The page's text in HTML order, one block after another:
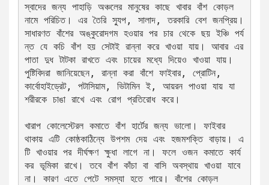
স্বাদের জন্য পাহাড়ি অঞ্চলের মানুষের কাছে খাবার বাঁশ কোড়ল
নামে পরিচিত। এর তৈরি স্যুপ, সালাদ, তরকারি বেশ জনপ্রিয়।
সাধারণত বাঁশের অঙ্কুরোদগম হওয়ার পর চার থেকে ছয় ইঞ্চি পর্য
ন্ত যে কচি বাঁশ হয় সেটাই রান্না করে খাওয়া যায়। আবার এর
পাতা দুধ টাটকা রাখতে এবং চায়ের মধ্যে দিয়েও খাওয়া যায়।
পুষ্টিবিদরা জানিয়েছেন, রান্না করা বাঁশে ফাইবার, প্রোটিন,
কার্বোহাইড্রেট, পটাসিয়াম, ভিটামিন ই, আয়রন পাওয়া যায় যা
শরীরকে চাঙা রাখে এবং রোগ প্রতিরোধ করে।
খারাপ কোলেস্টেরল কমাতে বাঁশ হার্টের জন্য ভালো। ফাইবার
থাকায় এটি কোষ্ঠকাঠিন্যে উপশম দেয় এবং হজমশক্তি বাড়ায়। এ
টি খাওয়ার পর দীর্ঘক্ষণ ক্ষুধা লাগে না। ফলে ওজন কমাতে কার্য
কর ভূমিকা রাখে। তবে বাঁশ কাঁচা বা বাসি অবস্থায় খাওয়া যাবে
না। কারণ এতে পেটে সমস্যা হতে পারে। বাঁশের কোড়ল